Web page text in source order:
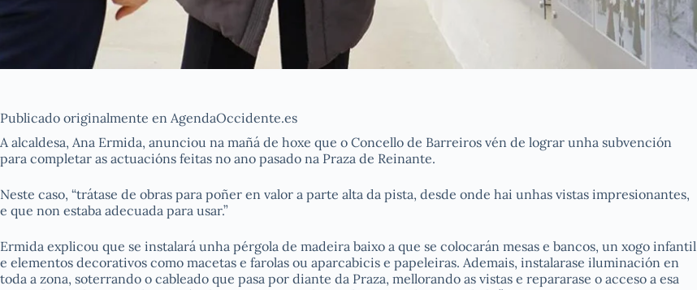
Publicado originalmente en AgendaOccidente.es
A alcaldesa, Ana Ermida, anunciou na mañá de hoxe que o Concello de Barreiros vén de lograr unha subvención
para completar as actuacións feitas no ano pasado na Praza de Reinante.
Neste caso, “trátase de obras para poñer en valor a parte alta da pista, desde onde hai unhas vistas impresionantes,
e que non estaba adecuada para usar.”
Ermida explicou que se instalará unha pérgola de madeira baixo a que se colocarán mesas e bancos, un xogo infantil
e elementos decorativos como macetas e farolas ou aparcabicis e papeleiras. Ademais, instalarase iluminación en
toda a zona, soterrando o cableado que pasa por diante da Praza, mellorando as vistas e repararase o acceso a esa